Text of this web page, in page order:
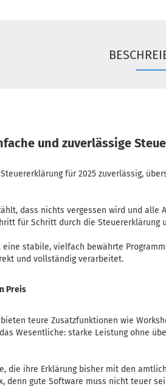
und zuverlässige
für 2025 zuverlässig,
dass nichts vergessen wird und
für Schritt durch die
stabile, vielfach bewährte
und vollständig verarbeitet.
Preis
teure Zusatzfunktionen wie
Wesentliche: starke Leistung ohne
die ihre Erklärung bisher mit den
denn gute Software muss nicht teuer